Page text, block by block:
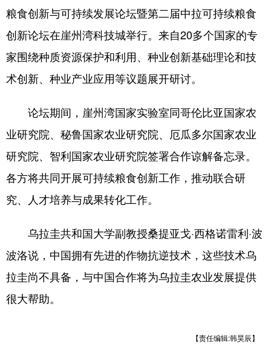
粮食创新与可持续发展论坛暨第二届中拉可持续粮食
创新论坛在崖州湾科技城举行。来自20多个国家的专
家围绕种质资源保护和利用、种业创新基础理论和技
术创新、种业产业应用等议题展开研讨。
论坛期间，崖州湾国家实验室同哥伦比亚国家农
业研究院、秘鲁国家农业研究院、厄瓜多尔国家农业
研究院、智利国家农业研究院签署合作谅解备忘录。
各方将共同开展可持续粮食创新工作，推动联合研
究、人才培养与成果转化工作。
乌拉圭共和国大学副教授桑提亚戈·西格诺雷利·波
波洛说，中国拥有先进的作物抗逆技术，这些技术乌
拉圭尚不具备，与中国合作将为乌拉圭农业发展提供
很大帮助。
【责任编辑:韩昊辰】